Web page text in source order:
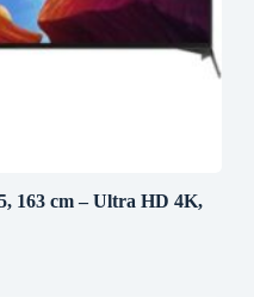
163 cm – Ultra HD 4K,